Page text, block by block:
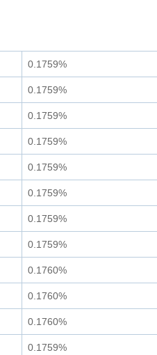
0.1759%
0.1759%
0.1759%
0.1759%
0.1759%
0.1759%
0.1759%
0.1759%
0.1760%
0.1760%
0.1760%
0.1759%